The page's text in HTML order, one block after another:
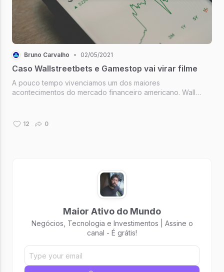
Bruno Carvalho • 02/05/2021
Caso Wallstreetbets e Gamestop vai virar filme
A pouco tempo vivenciamos um dos maiores
acontecimentos do mercado financeiro americano. Wall
atenção do mundo todo apesar das ...
12 0
Maior Ativo do Mundo
Negócios, Tecnologia e Investimentos | Assine o
canal - É grátis!